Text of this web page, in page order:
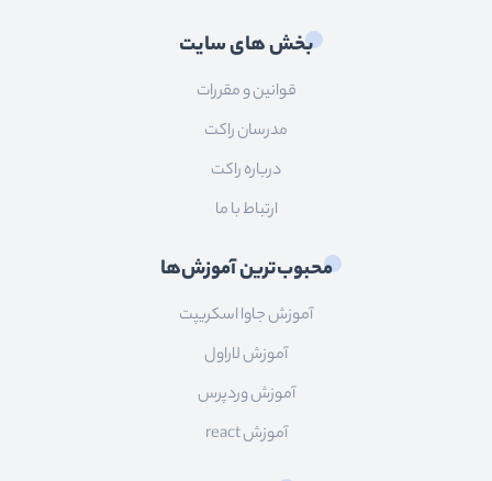
بخش های سایت
قوانین و مقررات
مدرسان راکت
درباره راکت
ارتباط با ما
محبوب‌ترین آموزش‌ها
آموزش جاوا اسکریپت
آموزش لاراول
آموزش وردپرس
آموزش react